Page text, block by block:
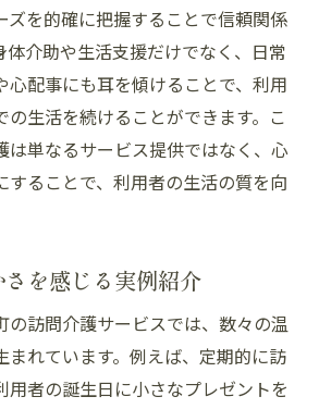
ズを的確に把握することで信頼関係
体介助や生活支援だけでなく、日常
心配事にも耳を傾けることで、利用
の生活を続けることができます。こ
は単なるサービス提供ではなく、心
することで、利用者の生活の質を向
を感じる実例紹介
の訪問介護サービスでは、数々の温
まれています。例えば、定期的に訪
用者の誕生日に小さなプレゼントを